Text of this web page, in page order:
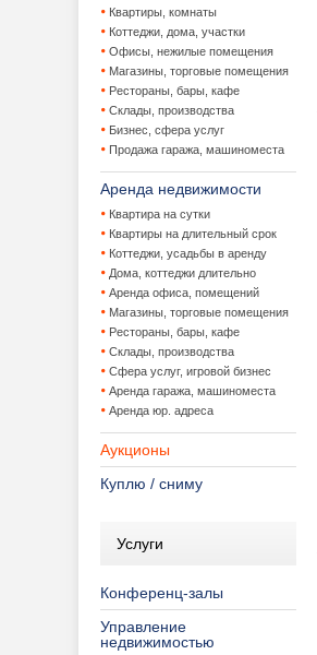
Квартиры, комнаты
Коттеджи, дома, участки
Офисы, нежилые помещения
Магазины, торговые помещения
Рестораны, бары, кафе
Склады, производства
Бизнес, сфера услуг
Продажа гаража, машиноместа
Аренда недвижимости
Квартира на сутки
Квартиры на длительный срок
Коттеджи, усадьбы в аренду
Дома, коттеджи длительно
Аренда офиса, помещений
Магазины, торговые помещения
Рестораны, бары, кафе
Склады, производства
Сфера услуг, игровой бизнес
Аренда гаража, машиноместа
Аренда юр. адреса
Аукционы
Куплю / сниму
Услуги
Конференц-залы
Управление
недвижимостью